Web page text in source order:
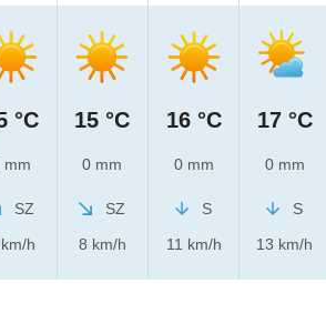
°C
mm
SZ
h
15 °C
0 mm
SZ
8 km/h
16 °C
0 mm
S
11 km/h
17 °C
0 mm
S
13 km/h